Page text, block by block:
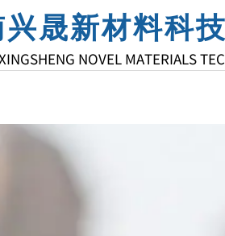
兴晟新材料科
NOVEL MATERIALS